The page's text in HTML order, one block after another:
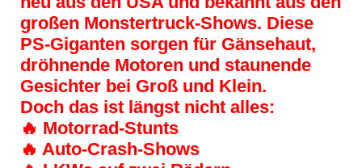
großen Monstertruck-Shows. Diese
PS-Giganten sorgen für Gänsehaut,
dröhnende Motoren und staunende
Gesichter bei Groß und Klein.
Doch das ist längst nicht alles:
🔥 Motorrad-Stunts
🔥 Auto-Crash-Shows